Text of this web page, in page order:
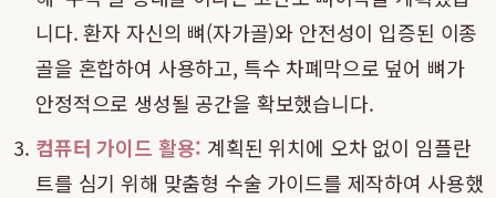
니다. 환자 자신의 뼈(자가골)와 안전성이 입증된 이종
골을 혼합하여 사용하고, 특수 차폐막으로 덮어 뼈가
안정적으로 생성될 공간을 확보했습니다.
컴퓨터 가이드 활용: 계획된 위치에 오차 없이 임플란
트를 심기 위해 맞춤형 수술 가이드를 제작하여 사용했